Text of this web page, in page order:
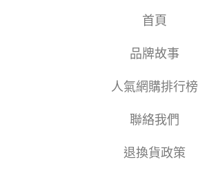
首頁
品牌故事
人氣網購排行榜
聯絡我們
退換貨政策